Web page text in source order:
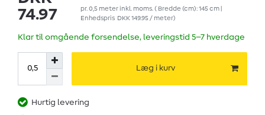
74.97
pr. 0,5 meterinkl. moms. ( Bredde (cm): 145 cm |
Enhedspris DKK 149.95 / meter)
Klar til omgående forsendelse, leveringstid 5–7 hverdage
Læg i kurv
Hurtig levering